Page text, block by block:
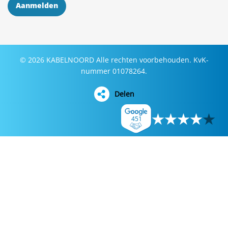
Aanmelden
© 2026 KABELNOORDAlle rechten voorbehouden. KvK-
nummer 01078264.
Delen
451